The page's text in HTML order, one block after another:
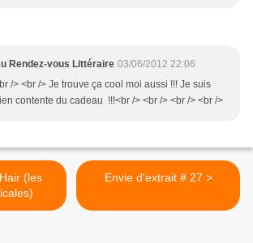
Rendez-vous Littéraire 03/06/2012 22:06
/> <br /> Je trouve ça cool moi aussi !!! Je suis
contente du cadeau !!!<br /> <br /> <br /> <br />
Envie d'extrait # 27 >